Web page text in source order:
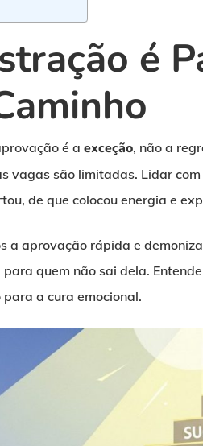
é
é a exceção, não a
vagas são limitadas. Lidar
de que colocou energia e
a aprovação rápida e
quem não sai dela.
a cura emocional.